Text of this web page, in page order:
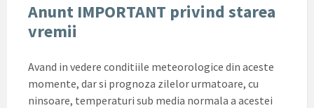
Anunt IMPORTANT privind starea
vremii
Avand in vedere conditiile meteorologice din aceste
momente, dar si prognoza zilelor urmatoare, cu
ninsoare, temperaturi sub media normala a acestei